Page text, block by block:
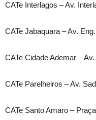
CATe Interlagos – Av.
CATe Jabaquara – Av.
CATe Cidade Ademar –
CATe Parelheiros – Av.
CATe Santo Amaro –